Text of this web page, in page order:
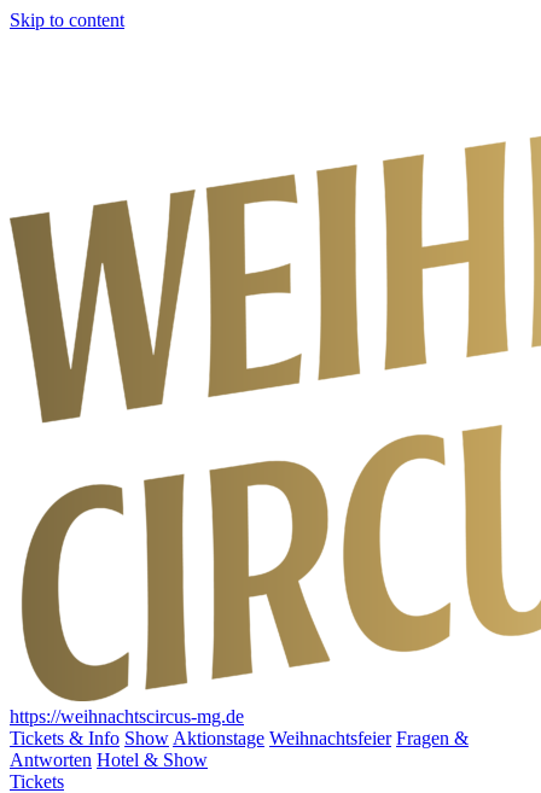
Skip to content
https://weihnachtscircus-mg.de
Tickets & Info Show Aktionstage Weihnachtsfeier Fragen &
Antworten Hotel & Show
Tickets